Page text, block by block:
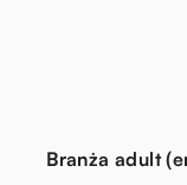
Branża adult